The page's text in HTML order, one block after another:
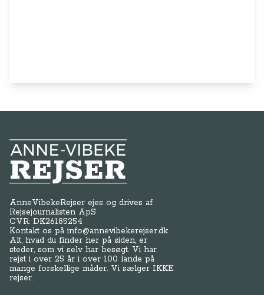
Anne-Vibeke Rejser
AnneVibekeRejser ejes og drives af
Rejsejournalisten ApS
CVR: DK26185254
Kontakt os påinfo@annevibekerejser.dk
Alt, hvad du finder her på siden, er
steder, som vi selv har besøgt. Vi har
rejst i over 25 år i over 100 lande på
mange forskellige måder. Vi sælger IKKE
rejser.